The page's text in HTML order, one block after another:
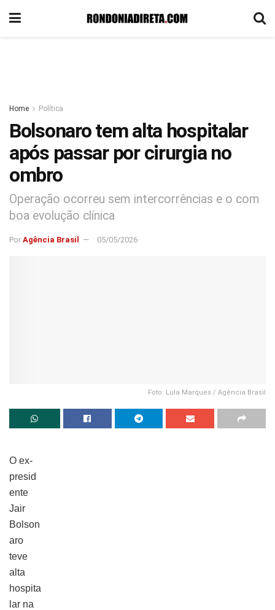
Home Política
Bolsonaro tem alta hospitalar
após passar por cirurgia no
ombro
Operação ocorreu sem intercorrências e o com
boa evolução clínica
Por Agência Brasil 05/05/2026
Foto: Lula Marques / Agência Brasil
O ex-
presid
ente
Jair
Bolson
aro
teve
alta
hospita
lar na